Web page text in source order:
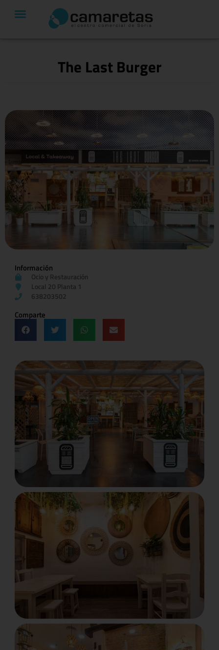
The Last Burger
Información
Ocio y Restauración
Local 20 Planta 1
638203502
Comparte